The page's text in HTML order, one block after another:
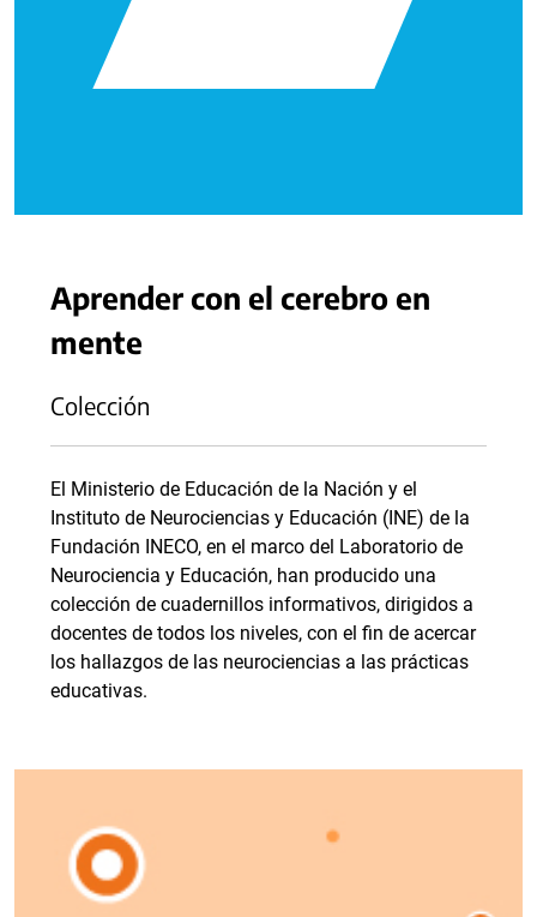
Aprender con el cerebro en
mente
Colección
El Ministerio de Educación de la Nación y el
Instituto de Neurociencias y Educación (INE) de la
Fundación INECO, en el marco del Laboratorio de
Neurociencia y Educación, han producido una
colección de cuadernillos informativos, dirigidos a
docentes de todos los niveles, con el fin de acercar
los hallazgos de las neurociencias a las prácticas
educativas.